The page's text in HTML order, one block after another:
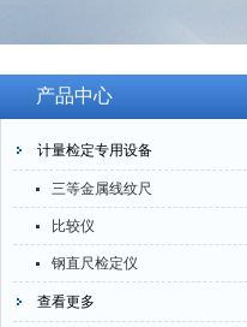
产品中心
计量检定专用设备
三等金属线纹尺
比较仪
钢直尺检定仪
查看更多